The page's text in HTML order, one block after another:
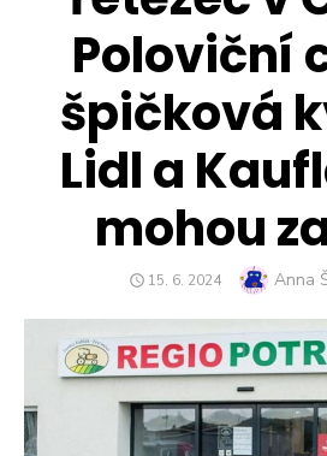
Poloviční
špičková
Lidl a
mohou
POSTED
15. 6. 2024 Author
Anna